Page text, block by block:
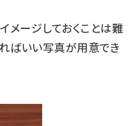
メージしておくことは難
ればいい写真が用意でき